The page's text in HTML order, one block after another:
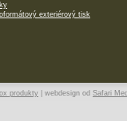
exteriérový tisk
produkty | webdesign od Safari